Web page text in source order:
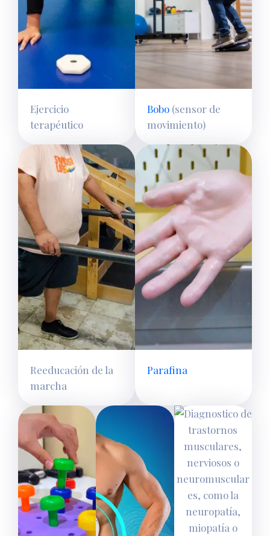
Ejercicio
terapéutico
Bobo (sensor de
movimiento)
Reeducación de la
marcha
Parafina